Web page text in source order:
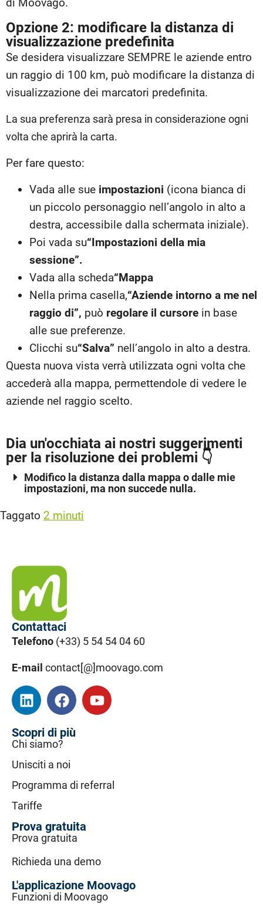
Opzione 2: modificare la distanza di
visualizzazione predefinita
Se desidera visualizzare SEMPRE le aziende entro
un raggio di 100 km, può modificare la distanza di
visualizzazione dei marcatori predefinita.
La sua preferenza sarà presa in considerazione ogni
volta che aprirà la carta.
Per fare questo:
Vada alle sue impostazioni (icona bianca di
un piccolo personaggio nell’angolo in alto a
destra, accessibile dalla schermata iniziale).
Poi vada su“Impostazioni della mia
sessione”.
Vada alla scheda“Mappa
Nella prima casella,“Aziende intorno a me nel
raggio di”, può regolare il cursore in base
alle sue preferenze.
Clicchi su“Salva” nell’angolo in alto a destra.
Questa nuova vista verrà utilizzata ogni volta che
accederà alla mappa, permettendole di vedere le
aziende nel raggio scelto.
Dia un'occhiata ai nostri suggerimenti
per la risoluzione dei problemi 👇
Modifico la distanza dalla mappa o dalle mie
impostazioni, ma non succede nulla.
Taggato 2 minuti
Contattaci
Telefono (+33) 5 54 54 04 60
E-mail contact[@]moovago.com
Scopri di più
Chi siamo?
Unisciti a noi
Programma di referral
Tariffe
Prova gratuita
Prova gratuita
Richieda una demo
L'applicazione Moovago
Funzioni di Moovago